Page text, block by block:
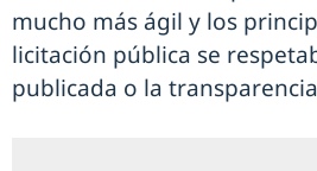
mucho más ágil y los
licitación pública se
publicada o la